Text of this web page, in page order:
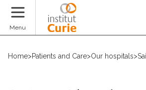
Menu
Home>Patients and Care>Our hospitals>